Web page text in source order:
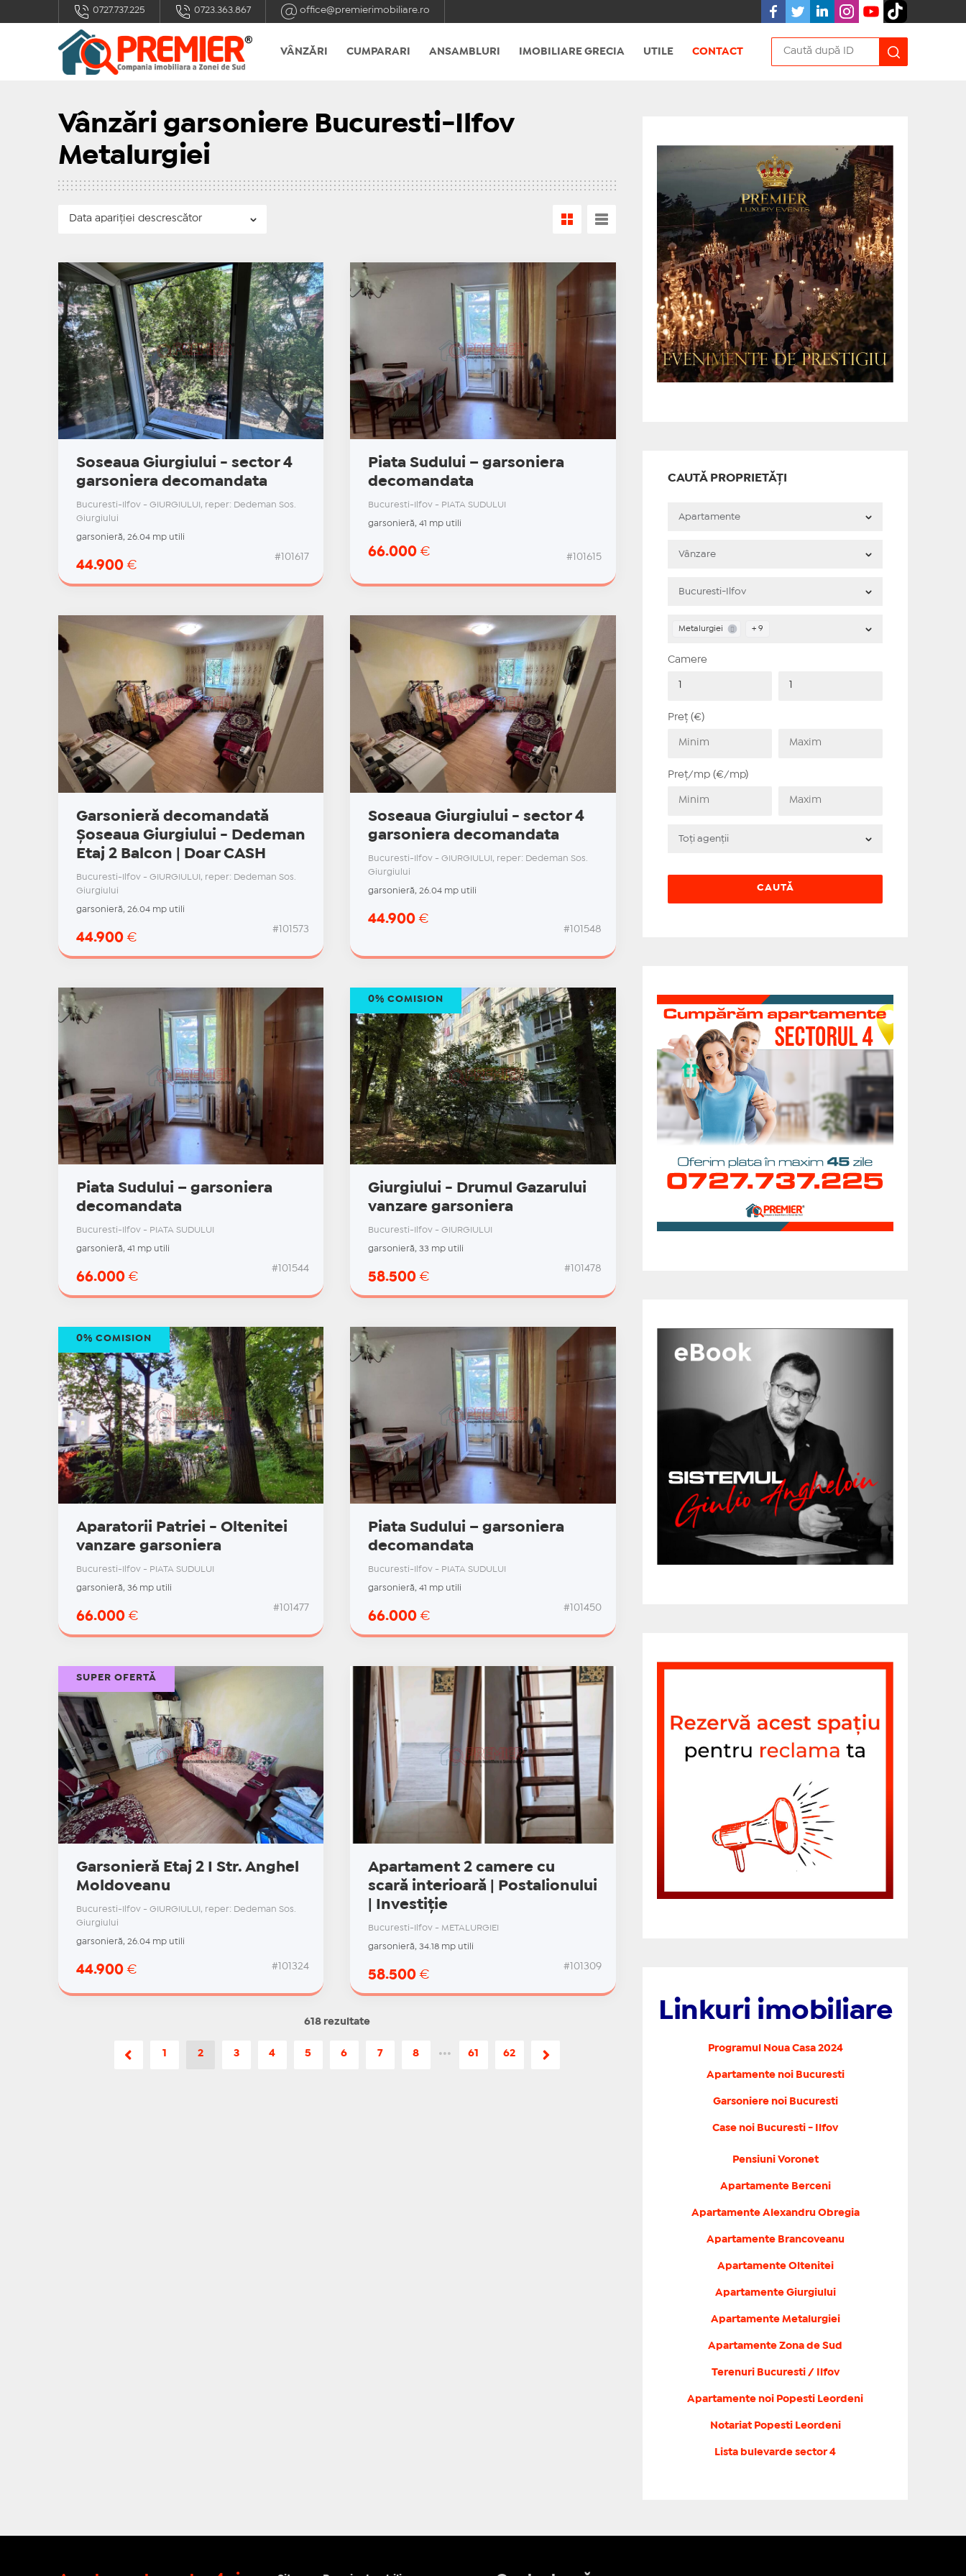
0727.737.225 0723.363.867 office@premierimobiliare.ro
VÂNZĂRI CUMPARARI ANSAMBLURI IMOBILIARE GRECIA UTILE CONTACT
Vânzări garsoniere Bucuresti-Ilfov
Metalurgiei
Soseaua Giurgiului - sector 4
garsoniera decomandata
Bucuresti-Ilfov - GIURGIULUI, reper: Dedeman Sos.
Giurgiului
garsonieră, 26.04 mp utili
44.900 €
#101617
Piata Sudului – garsoniera
decomandata
Bucuresti-Ilfov - PIATA SUDULUI
garsonieră, 41 mp utili
66.000€ #101615
Garsonieră decomandată
Șoseaua Giurgiului - Dedeman
Etaj 2 Balcon | Doar CASH
Bucuresti-Ilfov - GIURGIULUI, reper: Dedeman Sos.
Giurgiului
garsonieră, 26.04 mp utili
44.900 €
#101573
Soseaua Giurgiului - sector 4
garsoniera decomandata
Bucuresti-Ilfov - GIURGIULUI, reper: Dedeman Sos.
Giurgiului
garsonieră, 26.04 mp utili
44.900€
#101548
Piata Sudului – garsoniera
decomandata
Bucuresti-Ilfov - PIATA SUDULUI
garsonieră, 41 mp utili
66.000 €
#101544
Giurgiului - Drumul Gazarului
vanzare garsoniera
Bucuresti-Ilfov - GIURGIULUI
garsonieră, 33 mp utili
58.500€
#101478
0% COMISION
Aparatorii Patriei - Oltenitei
vanzare garsoniera
Bucuresti-Ilfov - PIATA SUDULUI
garsonieră, 36 mp utili
66.000 €
#101477
0% COMISION
Piata Sudului – garsoniera
decomandata
Bucuresti-Ilfov - PIATA SUDULUI
garsonieră, 41 mp utili
66.000€
#101450
Garsonieră Etaj 2 I Str. Anghel
Moldoveanu
Bucuresti-Ilfov - GIURGIULUI, reper: Dedeman Sos.
Giurgiului
garsonieră, 26.04 mp utili
44.900 € #101324
SUPER OFERTĂ
Apartament 2 camere cu
scară interioară | Postalionului
| Investiție
Bucuresti-Ilfov - METALURGIEI
garsonieră, 34.18 mp utili
58.500€
#101309
618 rezultate
1 2 3 4 5 6 7 8 ••• 61 62
CAUTĂ PROPRIETĂȚI
Metalurgiei + 9
Camere
Preț (€)
Preț/mp (€/mp)
Linkuri imobiliare
Programul Noua Casa 2024
Apartamente noi Bucuresti
Garsoniere noi Bucuresti
Case noi Bucuresti - Ilfov
Pensiuni Voronet
Apartamente Berceni
Apartamente Alexandru Obregia
Apartamente Brancoveanu
Apartamente Oltenitei
Apartamente Giurgiului
Apartamente Metalurgiei
Apartamente Zona de Sud
Terenuri Bucuresti / Ilfov
Apartamente noi Popesti Leordeni
Notariat Popesti Leordeni
Lista bulevarde sector 4